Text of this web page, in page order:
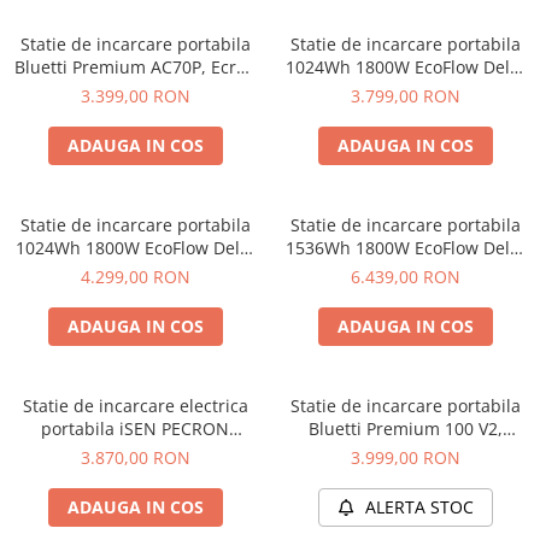
Componente sisteme de balcon
Statie de incarcare portabila
Bluetti Premium AC70P, Ecran
LCD, 1000W, 864Wh, LiFePO4,
3.399,00 RON
ADAUGA IN COS
Statie de incarcare portabila
1024Wh 1800W EcoFlow Delta
3
3.799,00 RON
ADAUGA IN COS
Statie de incarcare portabila
1024Wh 1800W EcoFlow Delta
3 Plus
4.299,00 RON
ADAUGA IN COS
Statie de incarcare portabila
1536Wh 1800W EcoFlow Delta
3 1500
6.439,00 RON
ADAUGA IN COS
Statie de incarcare electrica
portabila iSEN PECRON
E1500LFP, 1536Wh, 2200W,
Incarcare Rapida, Baterie
LiFePO4, Controller MPPT, 12
3.870,00 RON
ADAUGA IN COS
Statie de incarcare portabila
Bluetti Premium 100 V2,
1800W 1024Wh, Ecran LCD,
3600W
3.999,00 RON
ALERTA STOC